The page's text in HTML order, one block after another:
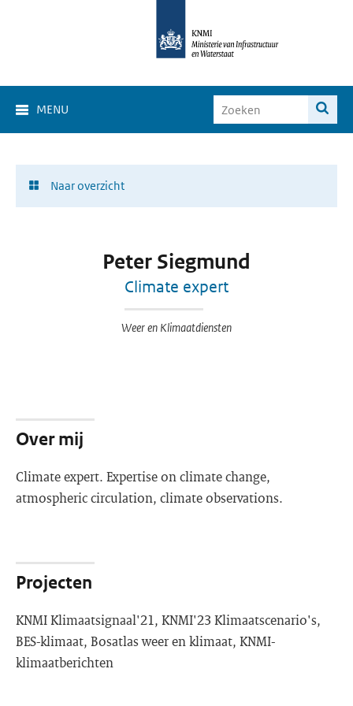
MENU
Naar overzicht
Peter Siegmund
Climate expert
Weer en Klimaatdiensten
Over mij
Climate expert. Expertise on climate change,
atmospheric circulation, climate observations.
Projecten
KNMI Klimaatsignaal'21, KNMI'23 Klimaatscenario's,
BES-klimaat, Bosatlas weer en klimaat, KNMI-
klimaatberichten